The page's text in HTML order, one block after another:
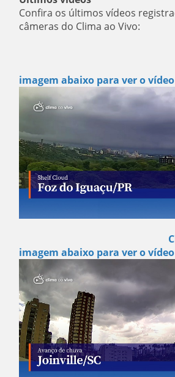
Confira os últimos vídeos
câmeras do Clima ao Vivo:
imagem abaixo para ver o
imagem abaixo para ver o